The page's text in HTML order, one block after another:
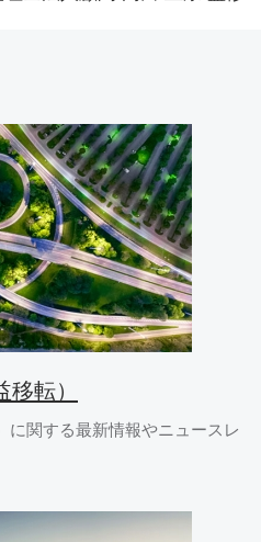
転）
に関する最新情報やニュースレ